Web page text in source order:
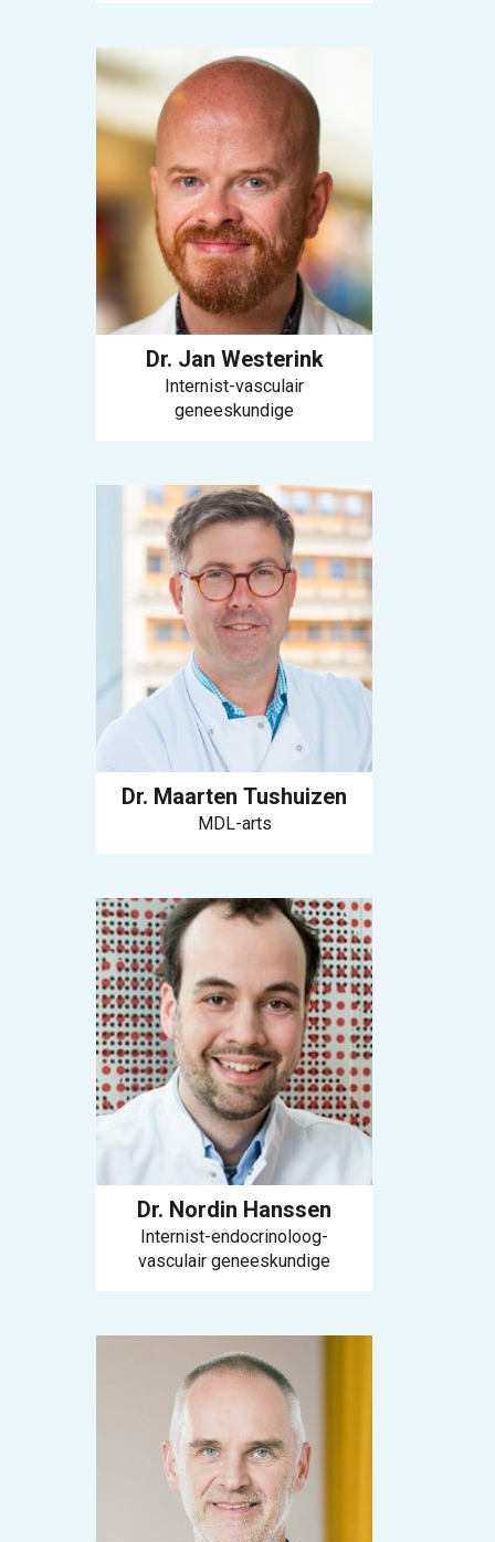
Dr. Jan Westerink
Internist-vasculair
geneeskundige
Dr. Maarten Tushuizen
MDL-arts
Dr. Nordin Hanssen
Internist-endocrinoloog-
vasculair geneeskundige